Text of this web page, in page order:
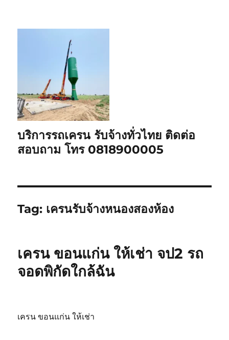
บริการรถเครน รับจ้างทั่วไทย ติดต่อ
สอบถาม โทร 0818900005
Tag: เครนรับจ้างหนองสองห้อง
เครน ขอนแก่น ให้เช่า จป2 รถ
จอดพิกัดใกล้ฉัน
เครน ขอนแก่น ให้เช่า